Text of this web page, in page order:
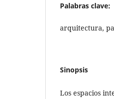
Palabras clave:
arquitectura,
Sinopsis
Los espacios